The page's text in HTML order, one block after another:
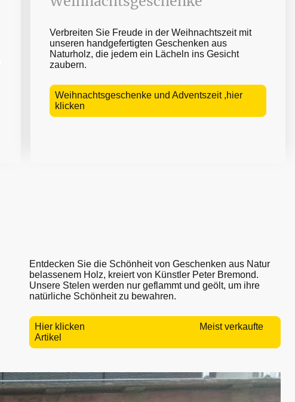
Verbreiten Sie Freude in der Weihnachtszeit mit
unseren handgefertigten Geschenken aus
Naturholz, die jedem ein Lächeln ins Gesicht
zaubern.
Weihnachtsgeschenke und Adventszeit ,hier
klicken
Entdecken Sie die Schönheit von Geschenken aus Natur
belassenem Holz, kreiert von Künstler Peter Bremond.
Unsere Stelen werden nur geflammt und geölt, um ihre
natürliche Schönheit zu bewahren.
Hier klicken Meist verkaufte
Artikel